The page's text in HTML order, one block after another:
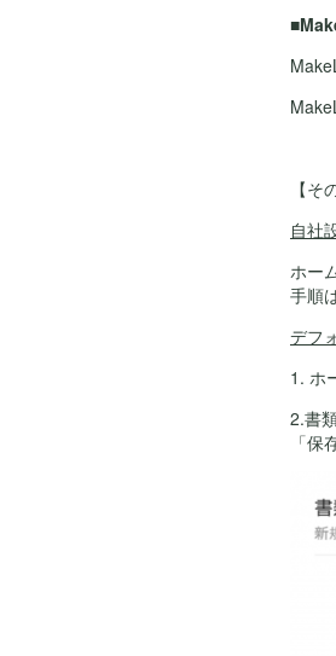
【そ
自社
ホー
手順
デフ
1. ホ
2.書
「保